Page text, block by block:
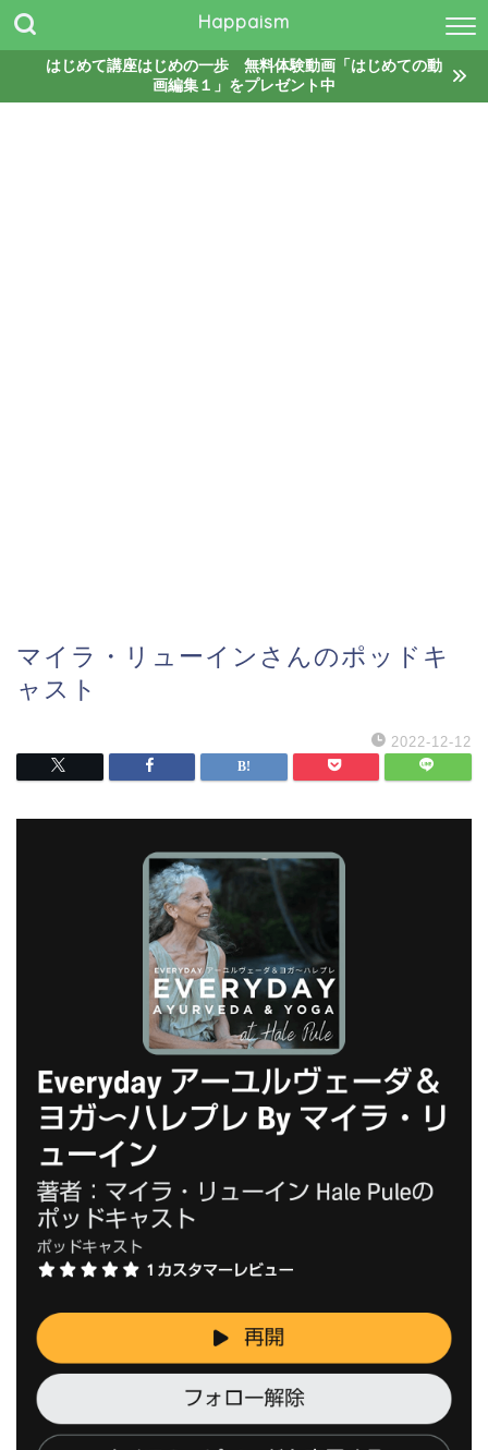
Happaism
はじめて講座はじめの一歩 無料体験動画「はじめての動
画編集１」をプレゼント中
マイラ・リューインさんのポッドキ
ャスト
2022-12-12